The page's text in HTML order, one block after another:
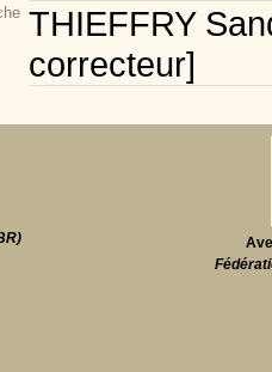
THIEFFRY
correcteur]